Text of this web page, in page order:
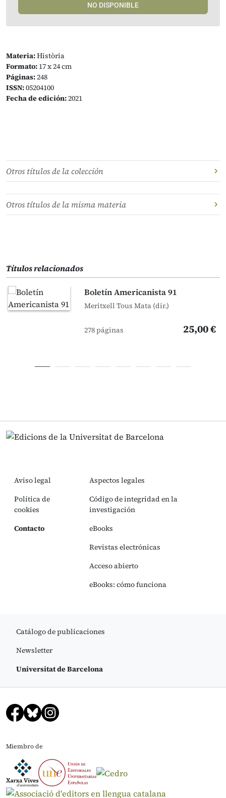
Materia:Història
Formato: 17 x 24 cm
Páginas:248
ISSN:05204100
Fecha de edición:2021
NO DISPONIBLE
Otros títulos de la colección
Otros títulos de la misma materia
Títulos relacionados
Boletín Americanista 91
Meritxell Tous Mata (dir.)
278 páginas 25,00 €
Aviso legal
Política de
cookies
Contacto
Aspectos legales
Código de integridad en la
investigación
eBooks
Revistas electrónicas
Acceso abierto
eBooks: cómo funciona
Catálogo de publicaciones
Newsletter
Universitat de Barcelona
Miembro de